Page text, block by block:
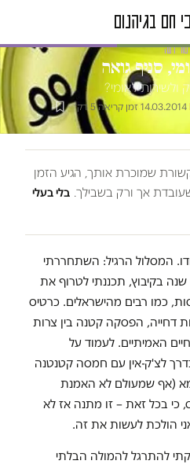
טור דעה
סניף גואה
ולשירות לאומי?
·
14.03.2014
·זמן קריאה 5 דק׳
שמוכרת אותך, הגיע הזמן
אך ורק בשבילך. בלי בעלי
המסלול הרגיל: השתחררתי
בקיבוץ, תכננתי לטרוף את
כמו רבים מהישראלים. כרטיס
דחייה, הפסקה קטנה בין צרות
האמיתיים. לעמוד על
לצ'ק-אין עם חמסה קטנטנה
(אף שמעולם לא האמנת
כי בכל זאת – זו מתנה אז לא
הולכת לעשות את זה.
להתרגל להמולה הבלתי